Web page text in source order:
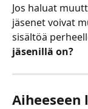
Jos haluat
jäsenet voivat
sisältöä
jäsenillä on?